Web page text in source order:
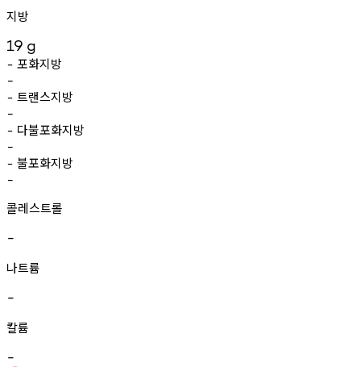
지방
19 g
- 포화지방
-
- 트랜스지방
-
- 다불포화지방
-
- 불포화지방
-
콜레스트롤
-
나트륨
-
칼륨
-